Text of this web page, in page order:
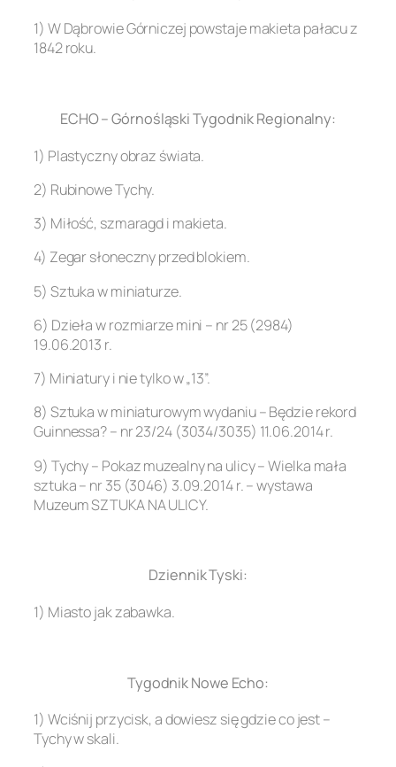
1) W Dąbrowie Górniczej powstaje makieta pałacu z
1842 roku.
ECHO – Górnośląski Tygodnik Regionalny:
1) Plastyczny obraz świata.
2) Rubinowe Tychy.
3) Miłość, szmaragd i makieta.
4) Zegar słoneczny przed blokiem.
5) Sztuka w miniaturze.
6) Dzieła w rozmiarze mini – nr 25 (2984)
19.06.2013 r.
7) Miniatury i nie tylko w „13”.
8) Sztuka w miniaturowym wydaniu – Będzie rekord
Guinnessa? – nr 23/24 (3034/3035) 11.06.2014 r.
9) Tychy – Pokaz muzealny na ulicy – Wielka mała
sztuka – nr 35 (3046) 3.09.2014 r. – wystawa
Muzeum SZTUKA NA ULICY.
Dziennik Tyski:
1) Miasto jak zabawka.
Tygodnik Nowe Echo:
1) Wciśnij przycisk, a dowiesz się gdzie co jest –
Tychy w skali.